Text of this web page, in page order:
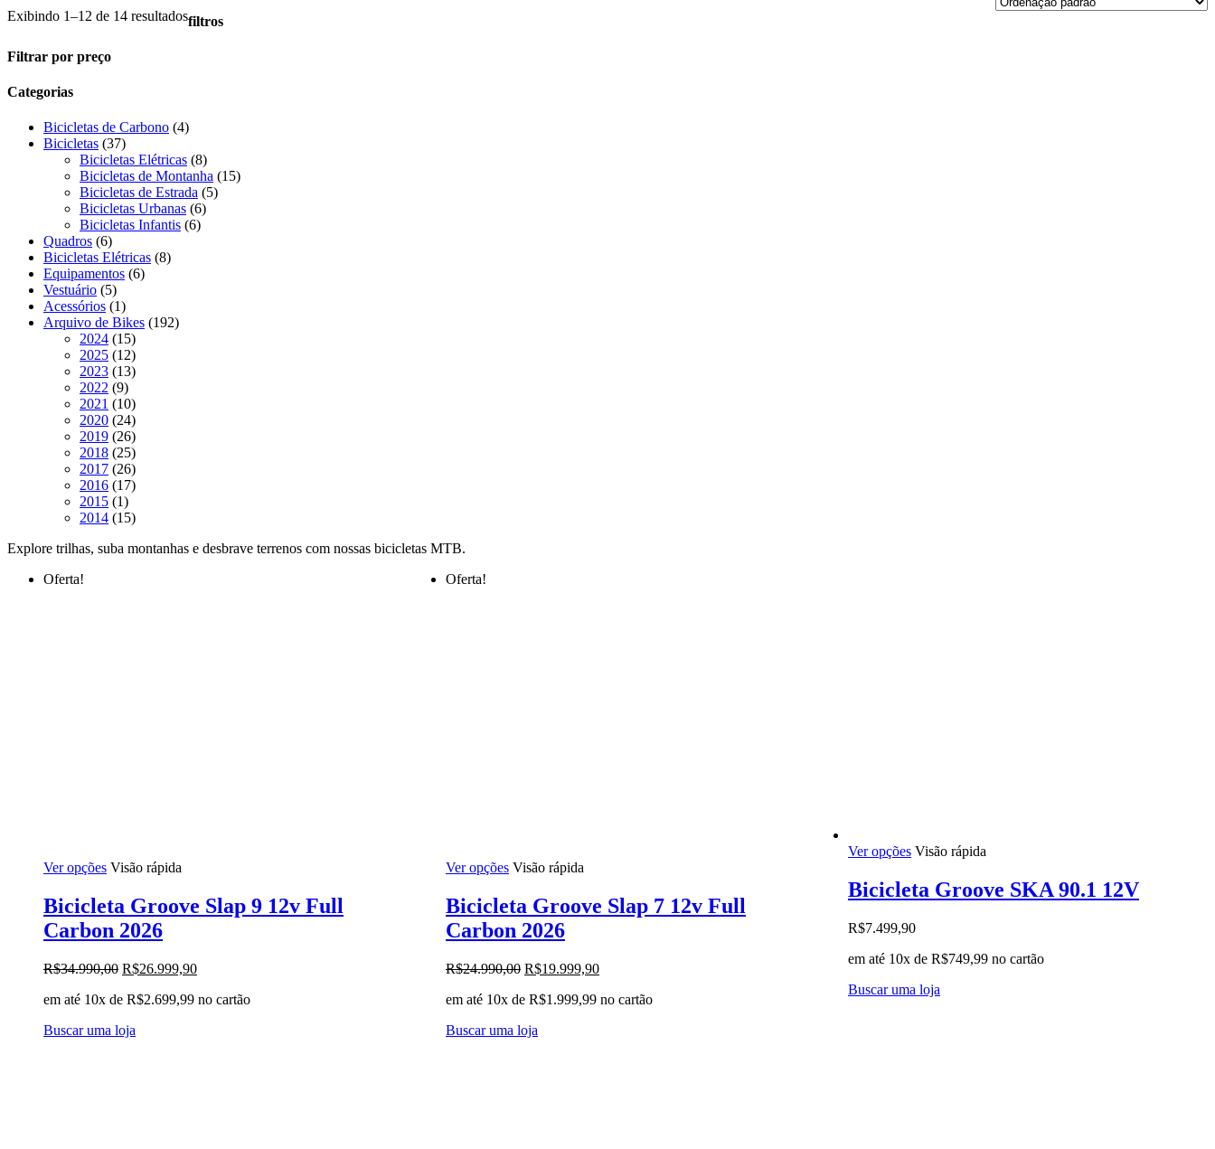
Exibindo 1–12 de 14 resultadosfiltros
Close
Filtrar por preço
Categorias
Bicicletas de Carbono 44
Bicicletas 3737
produtos
Bicicletas Elétricas 88
produtos
Bicicletas de Montanha 1515
Bicicletas de Estrada 55
Bicicletas Urbanas 66
Bicicletas Infantis 66
Quadros 66
produtos
Bicicletas Elétricas 88
Equipamentos 66
Vestuário 55
produtos
Acessórios 11
produto
Arquivo de Bikes 192192
2024 1515
produtos
2025 1212
produtos
2023 1313
2022 99
produtos
2021 1010
produtos
2020 2424
produtos
2019 2626
produtos
2018 2525
produtos
2017 2626
produtos
2016 1717
2015 11
produto
2014 1515
Explore trilhas, suba montanhas e desbrave terrenos com nossas bicicletas MTB.
Oferta!
Ver opções Este
tem
várias
variantes.
opções
podem
ser
na
Visão rápida
Bicicleta Groove Slap 9 12v Full
Carbon 2026
R$34.990,00 O
original
R$34.990,00.
R$26.999,90O
atual
em até 10x de R$2.699,99 no cartão
Buscar uma loja
Oferta!
Ver opções Este
tem
várias
variantes.
opções
podem
ser
na
Visão rápida
Bicicleta Groove Slap 7 12v Full
Carbon 2026
R$24.990,00 O
original
R$24.990,00.
R$19.999,90O
atual
em até 10x de R$1.999,99 no cartão
Buscar uma loja
Ver opções Este
tem
várias
As
podem
ser
escolhidas
Visão rápida
Bicicleta Groove SKA 90.1 12V
R$7.499,90
em até 10x de R$749,99 no cartão
Buscar uma loja